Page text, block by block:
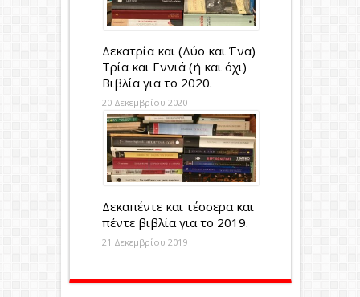
Δεκατρία και (Δύο και Ένα)
Τρία και Εννιά (ή και όχι)
Βιβλία για το 2020.
20 Δεκεμβρίου 2020
Δεκαπέντε και τέσσερα και
πέντε βιβλία για το 2019.
21 Δεκεμβρίου 2019